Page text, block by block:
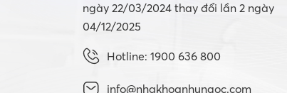
ngày 22/03/2024 thay đổi lần 2 ngày
04/12/2025
Hotline: 1900 636 800
info@nhakhoanhungoc.com